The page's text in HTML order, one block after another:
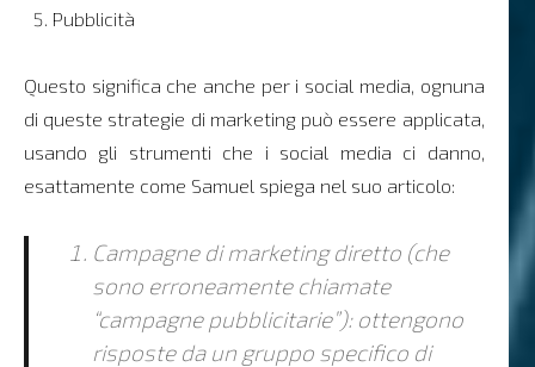
Pubblicità
Questo significa che anche per i social media, ognuna
di queste strategie di marketing può essere applicata,
usando gli strumenti che i social media ci danno,
esattamente come Samuel spiega nel suo articolo:
Campagne di marketing diretto (che
sono erroneamente chiamate
“campagne pubblicitarie”): ottengono
risposte da un gruppo specifico di